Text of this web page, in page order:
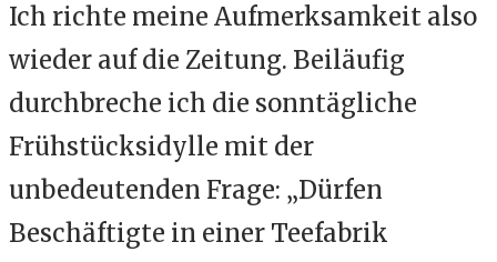
Ich richte meine Aufmerksamkeit also
wieder auf die Zeitung. Beiläufig
durchbreche ich die sonntägliche
Frühstücksidylle mit der
unbedeutenden Frage: „Dürfen
Beschäftigte in einer Teefabrik